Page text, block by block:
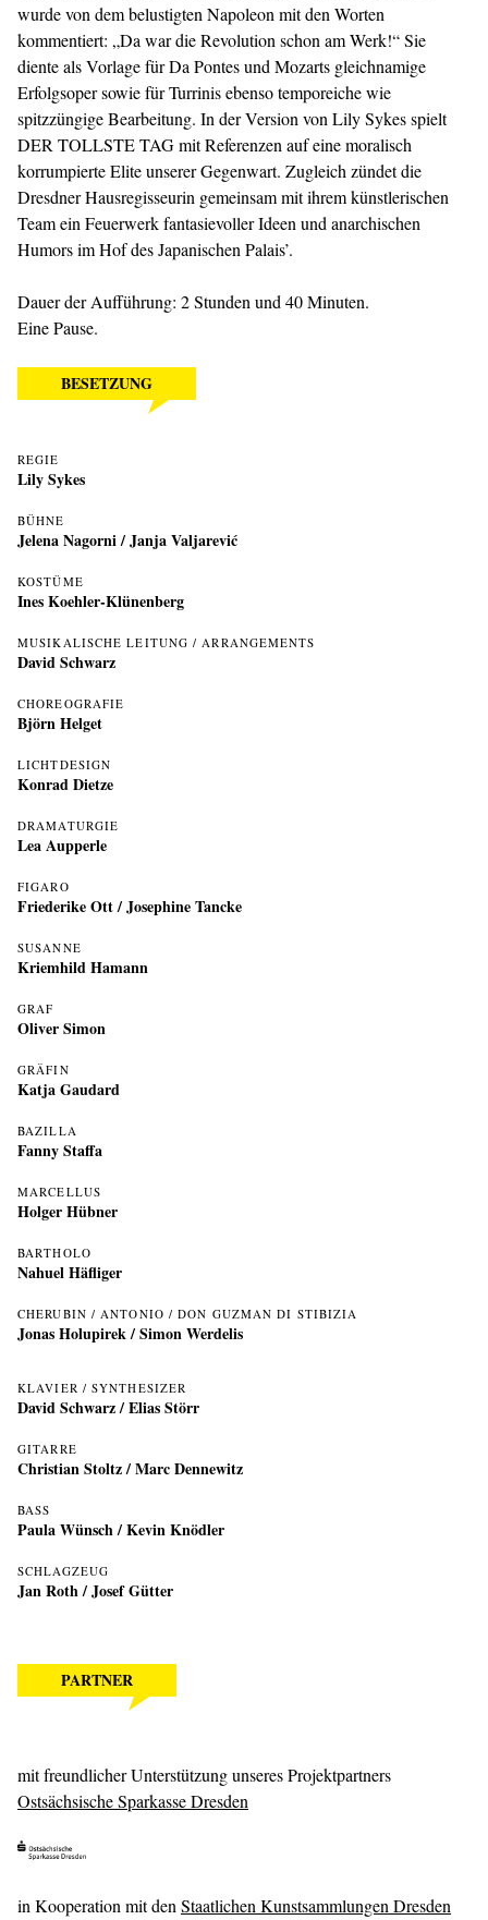
BESETZUNG
REGIE
Lily Sykes
BÜHNE
Jelena Nagorni/Janja Valjarević
KOSTÜME
Ines Koehler-Klünenberg
MUSIKALISCHE LEITUNG / ARRANGEMENTS
David Schwarz
CHOREOGRAFIE
Björn Helget
LICHTDESIGN
Konrad Dietze
DRAMATURGIE
Lea Aupperle
FIGARO
Friederike Ott/Josephine Tancke
SUSANNE
Kriemhild Hamann
GRAF
Oliver Simon
GRÄFIN
Katja Gaudard
BAZILLA
Fanny Staffa
MARCELLUS
Holger Hübner
BARTHOLO
Nahuel Häfliger
CHERUBIN / ANTONIO / DON GUZMAN DI STIBIZIA
Jonas Holupirek/Simon Werdelis
KLAVIER / SYNTHESIZER
David Schwarz/Elias Störr
GITARRE
Christian Stoltz/Marc Dennewitz
BASS
Paula Wünsch/Kevin Knödler
SCHLAGZEUG
Jan Roth/Josef Gütter
wurde von dem belustigten Napoleon mit den Worten
kommentiert: „Da war die Revolution schon am Werk!“ Sie
diente als Vorlage für Da Pontes und Mozarts gleichnamige
Erfolgsoper sowie für Turrinis ebenso temporeiche wie
spitzzüngige Bearbeitung. In der Version von Lily Sykes spielt
DER TOLLSTE TAG mit Referenzen auf eine moralisch
korrumpierte Elite unserer Gegenwart. Zugleich zündet die
Dresdner Hausregisseurin gemeinsam mit ihrem künstlerischen
Team ein Feuerwerk fantasievoller Ideen und anarchischen
Humors im Hof des Japanischen Palais’.
Dauer der Aufführung: 2 Stunden und 40 Minuten.
Eine Pause.
PARTNER
mit freundlicher Unterstützung unseres Projektpartners
Ostsächsische Sparkasse Dresden
in Kooperation mit den Staatlichen Kunstsammlungen Dresden